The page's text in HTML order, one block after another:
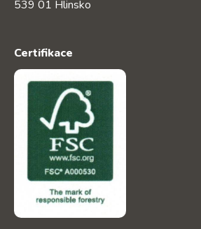
539 01 Hlinsko
Certifikace